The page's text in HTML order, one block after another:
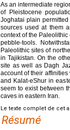
As an intermediate
of Pleistocene
Joghatai plain
sources used at them
context of the
pebble-tools.
Paleolithic sites of
in Tajikistan. On the
site as well as Dagh
account of their
and Kalat-eShur in
seem to exist between
caves in eastern Iran.
Le texte complet de cet
Résumé